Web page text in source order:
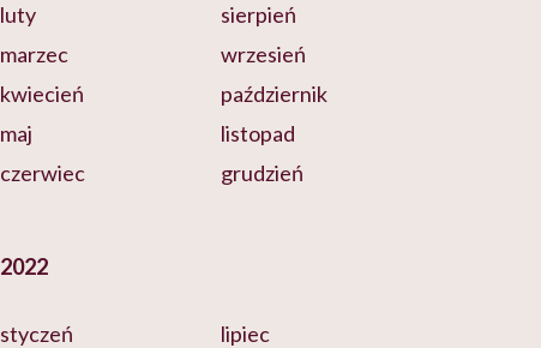
luty
marzec
kwiecień
maj
czerwiec
sierpień
wrzesień
październik
listopad
grudzień
2022
styczeń
lipiec